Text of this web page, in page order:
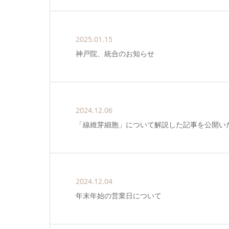
2025.01.15
神戸院、統合のお知らせ
2024.12.06
「線維芽細胞」について解説した記事を公開い
2024.12.04
年末年始の営業日について